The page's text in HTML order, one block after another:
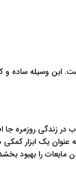
این وسیله ساده
زندگی روزمره
یک ابزار
مایعات را بهبود